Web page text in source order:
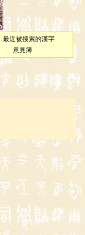
最近被搜索的漢字
意見簿